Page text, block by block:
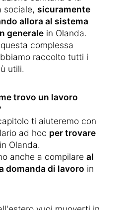
sociale, sicuramente
allora al sistema
generale in Olanda.
complessa
raccolto tutti i
utili.
trovo un lavoro
ti aiuteremo con
ad hoc per trovare
in Olanda.
anche a compilare al
domanda di lavoro in